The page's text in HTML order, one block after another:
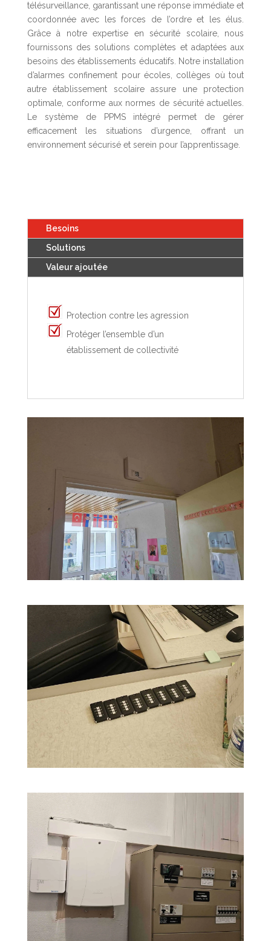
télésurveillance, garantissant une réponse immédiate et
coordonnée avec les forces de l’ordre et les élus.
Grâce à notre expertise en sécurité scolaire, nous
fournissons des solutions complètes et adaptées aux
besoins des établissements éducatifs. Notre installation
d’alarmes confinement pour écoles, collèges où tout
autre établissement scolaire assure une protection
optimale, conforme aux normes de sécurité actuelles.
Le système de PPMS intégré permet de gérer
efficacement les situations d’urgence, offrant un
environnement sécurisé et serein pour l’apprentissage.
Besoins
Solutions
Valeur ajoutée
Protection contre les agression
Protéger l’ensemble d’un
établissement de collectivité